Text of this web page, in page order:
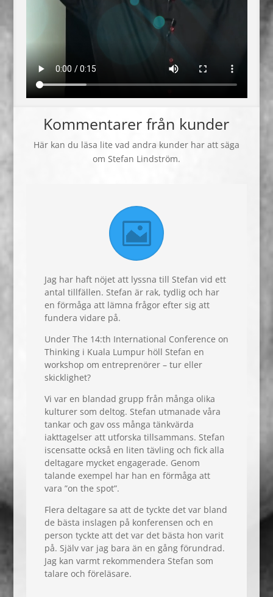
Kommentarer från kunder
Här kan du läsa lite vad andra kunder har att säga
om Stefan Lindström.
Jag har haft nöjet att lyssna till Stefan vid ett
antal tillfällen. Stefan är rak, tydlig och har
en förmåga att lämna frågor efter sig att
fundera vidare på.
Under The 14:th International Conference on
Thinking i Kuala Lumpur höll Stefan en
workshop om entreprenörer – tur eller
skicklighet?
Vi var en blandad grupp från många olika
kulturer som deltog. Stefan utmanade våra
tankar och gav oss många tänkvärda
iakttagelser att utforska tillsammans. Stefan
iscensatte också en liten tävling och fick alla
deltagare mycket engagerade. Genom
talande exempel har han en förmåga att
vara ”on the spot”.
Flera deltagare sa att de tyckte det var bland
de bästa inslagen på konferensen och en
person tyckte att det var det bästa hon varit
på. Själv var jag bara än en gång förundrad.
Jag kan varmt rekommendera Stefan som
talare och föreläsare.